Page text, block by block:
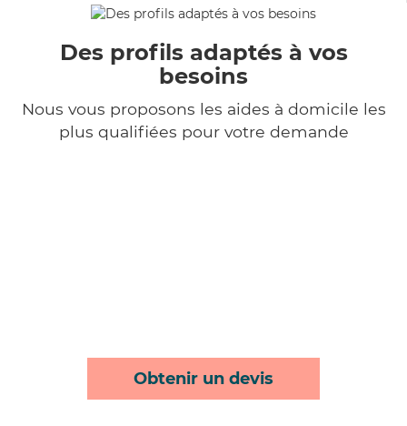
Des profils adaptés à vos
besoins
Nous vous proposons les aides à domicile les
plus qualifiées pour votre demande
Obtenir un devis